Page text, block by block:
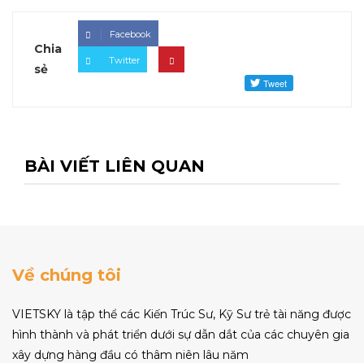
Chia
sẻ
Facebook
Twitter
BÀI VIẾT LIÊN QUAN
Về chúng tôi
VIETSKY là tập thể các Kiến Trúc Sư, Kỹ Sư trẻ tài năng được
hình thành và phát triển dưới sự dẫn dắt của các chuyên gia
xây dựng hàng đầu có thâm niên lâu năm